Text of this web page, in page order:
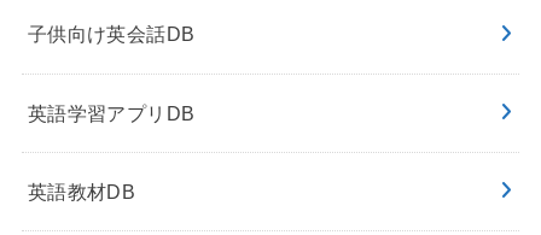
子供向け英会話DB
英語学習アプリDB
英語教材DB